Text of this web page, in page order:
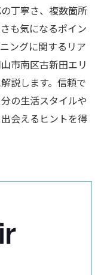
丁寧さ、複数箇所
も気になるポイン
ングに関するリア
市南区古新田エリ
説します。信頼で
の生活スタイルや
会えるヒントを得